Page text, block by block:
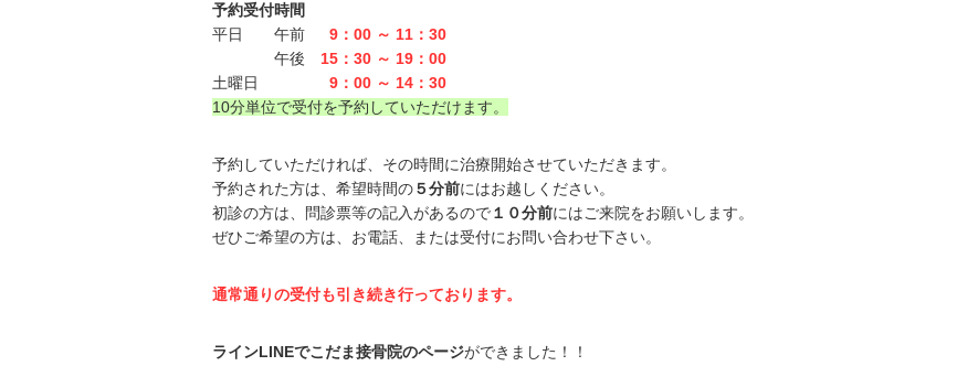
予約受付時間
平日 午前 9：00 ～ 11：30
午後 15：30 ～ 19：00
土曜日
9：00 ～ 14：30
10分単位で受付を予約していただけます。
予約していただければ、その時間に治療開始させていただきます。
予約された方は、希望時間の５分前にはお越しください。
初診の方は、問診票等の記入があるので１０分前にはご来院をお願いします。
ぜひご希望の方は、お電話、または受付にお問い合わせ下さい。
通常通りの受付も引き続き行っております。
ラインLINEでこだま接骨院のページができました！！